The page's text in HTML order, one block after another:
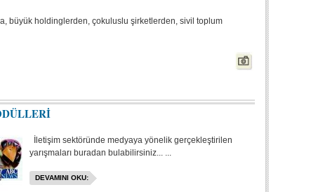
büyük holdinglerden, çokuluslu şirketlerden, sivil toplum
İletişim sektöründe medyaya yönelik gerçekleştirilen
yarışmaları buradan bulabilirsiniz... ...
DEVAMINI OKU: